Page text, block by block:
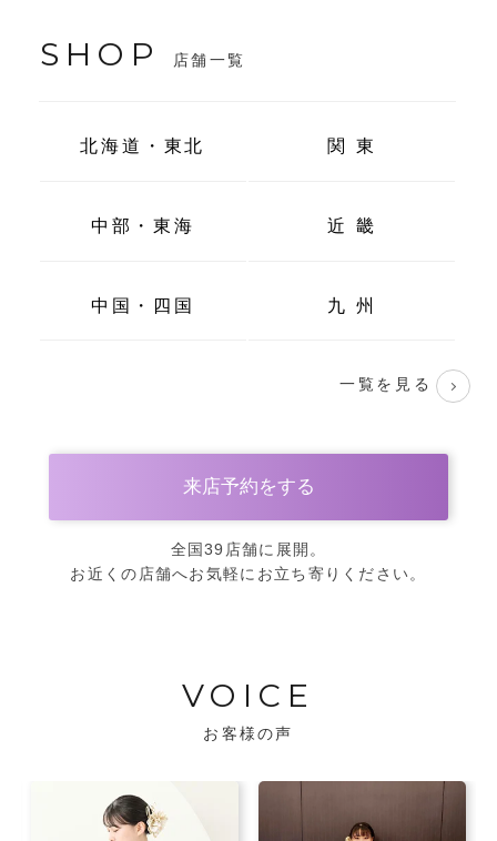
SHOP 店舗一覧
北海道・東北 関 東
中部・東海 近 畿
中国・四国 九 州
一覧を見る
来店予約をする
全国39店舗に展開。
お近くの店舗へお気軽にお立ち寄りください。
VOICE
お客様の声